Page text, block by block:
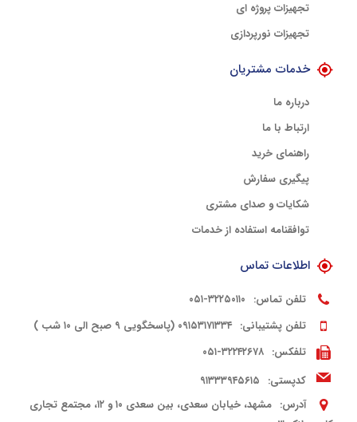
تجهیزات پروژه ای
تجهیزات نورپردازی
خدمات مشتریان
درباره ما
ارتباط با ما
راهنمای خرید
پیگیری سفارش
شکایات و صدای مشتری
توافقنامه استفاده از خدمات
اطلاعات تماس
تلفن تماس: ۳۲۲۵۰۱۱۰-۰۵۱
تلفن پشتیبانی: ۰۹۱۵۳۱۷۱۳۳۴ (پاسخگویی ۹ صبح الی ۱۰ شب )
تلفکس: ۳۲۲۴۲۶۷۸-۰۵۱
کدپستی: ۹۱۳۳۳۹۴۵۶۱۵
آدرس:
مشهد، خیابان سعدی، بین سعدی ۱۰ و ۱۲، مجتمع تجاری